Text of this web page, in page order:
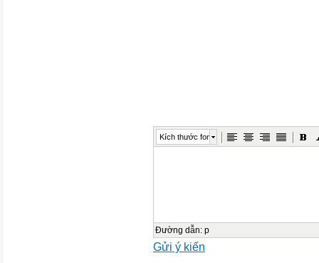
Kích thước font
Đường dẫn: p
Gửi ý kiến